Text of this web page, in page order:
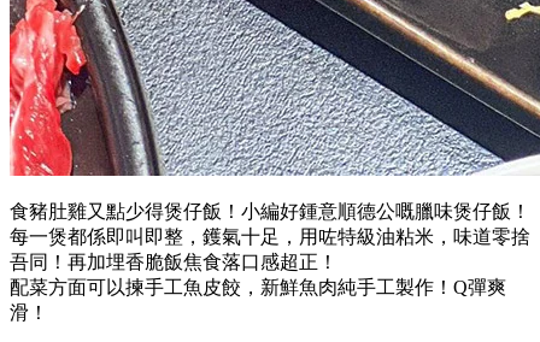
食豬肚雞又點少得煲仔飯！小編好鍾意順德公嘅臘味煲仔飯！
每一煲都係即叫即整，鑊氣十足，用咗特級油粘米，味道零捨
吾同！再加埋香脆飯焦食落口感超正！
配菜方面可以揀手工魚皮餃，新鮮魚肉純手工製作！Q彈爽
滑！